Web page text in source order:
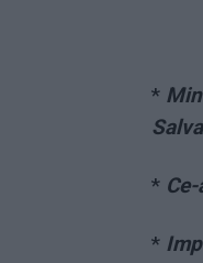
*
*
*